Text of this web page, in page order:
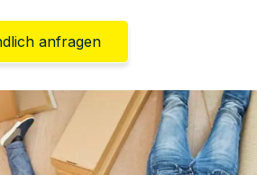
anfragen